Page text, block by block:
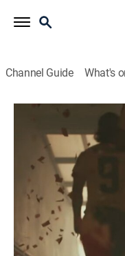
Channel Guide What's
Sí se puede
Biography, Soccer, Soap
Se relata la
de fútbol por
2001. Además, se
Kaviedes.